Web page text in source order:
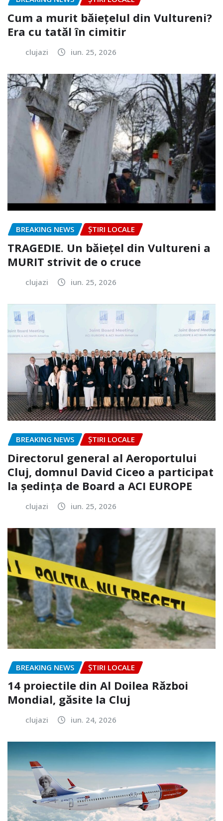
Cum a murit băiețelul din Vultureni?
Era cu tatăl în cimitir
clujazi iun. 25, 2026
BREAKING NEWS ȘTIRI LOCALE
TRAGEDIE. Un băiețel din Vultureni a
MURIT strivit de o cruce
clujazi iun. 25, 2026
BREAKING NEWS ȘTIRI LOCALE
Directorul general al Aeroportului
Cluj, domnul David Ciceo a participat
la ședința de Board a ACI EUROPE
clujazi iun. 25, 2026
BREAKING NEWS ȘTIRI LOCALE
14 proiectile din Al Doilea Război
Mondial, găsite la Cluj
clujazi iun. 24, 2026